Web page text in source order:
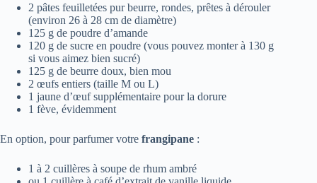
2 pâtes feuilletées pur beurre, rondes, prêtes à dérouler
(environ 26 à 28 cm de diamètre)
125 g de poudre d’amande
120 g de sucre en poudre (vous pouvez monter à 130 g
si vous aimez bien sucré)
125 g de beurre doux, bien mou
2 œufs entiers (taille M ou L)
1 jaune d’œuf supplémentaire pour la dorure
1 fève, évidemment
En option, pour parfumer votre frangipane :
1 à 2 cuillères à soupe de rhum ambré